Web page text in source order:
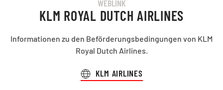
WEBLINK
KLM ROYAL DUTCH AIRLINES
Informationen zu den Beförderungsbedingungen von KLM
Royal Dutch Airlines.
KLM AIRLINES